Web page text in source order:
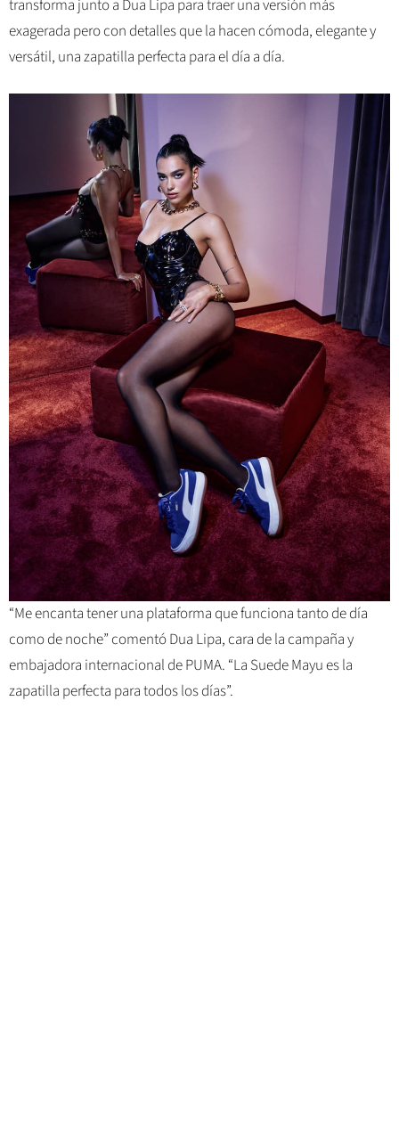
transforma junto a Dua Lipa para traer una versión más
exagerada pero con detalles que la hacen cómoda, elegante y
versátil, una zapatilla perfecta para el día a día.
“Me encanta tener una plataforma que funciona tanto de día
como de noche” comentó Dua Lipa, cara de la campaña y
embajadora internacional de PUMA. “La Suede Mayu es la
zapatilla perfecta para todos los días”.